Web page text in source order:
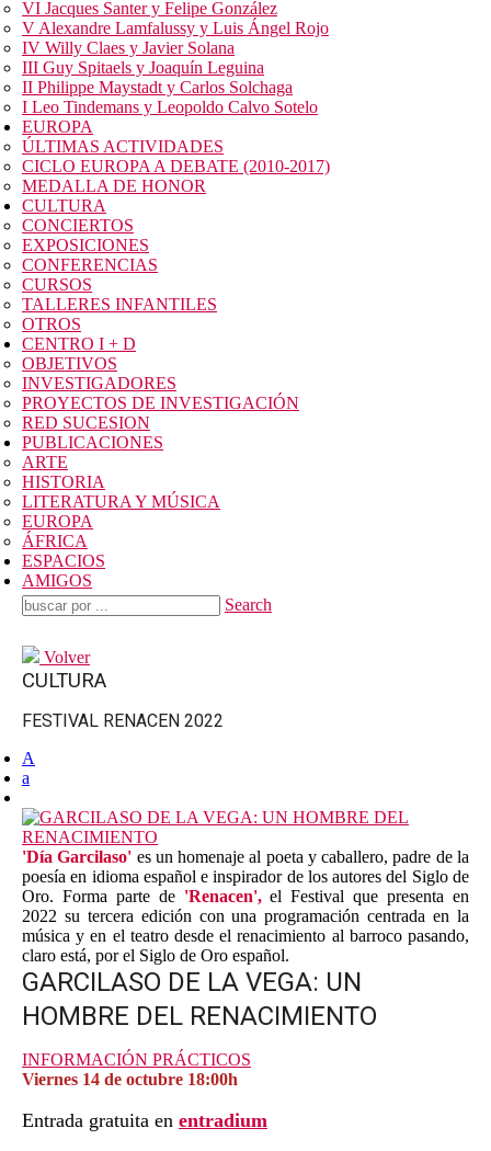
VI Jacques Santer y Felipe González
V Alexandre Lamfalussy y Luis Ángel Rojo
IV Willy Claes y Javier Solana
III Guy Spitaels y Joaquín Leguina
II Philippe Maystadt y Carlos Solchaga
I Leo Tindemans y Leopoldo Calvo Sotelo
EUROPA
ÚLTIMAS ACTIVIDADES
CICLO EUROPA A DEBATE (2010-2017)
MEDALLA DE HONOR
CULTURA
CONCIERTOS
EXPOSICIONES
CONFERENCIAS
CURSOS
TALLERES INFANTILES
OTROS
CENTRO I + D
OBJETIVOS
INVESTIGADORES
PROYECTOS DE INVESTIGACIÓN
RED SUCESION
PUBLICACIONES
ARTE
HISTORIA
LITERATURA Y MÚSICA
EUROPA
ÁFRICA
ESPACIOS
AMIGOS
Search
Volver
CULTURA
FESTIVAL RENACEN 2022
A
a
'Día Garcilaso' es un homenaje al poeta y caballero, padre de la
poesía en idioma español e inspirador de los autores del Siglo de
Oro. Forma parte de 'Renacen',el Festival que presenta en
2022 su tercera edición con una programación centrada en la
música y en el teatro desde el renacimiento al barroco pasando,
claro está, por el Siglo de Oro español.
GARCILASO DE LA VEGA: UN
HOMBRE DEL RENACIMIENTO
INFORMACIÓN PRÁCTICOS
Viernes 14 de octubre 18:00h
Entrada gratuita en entradium